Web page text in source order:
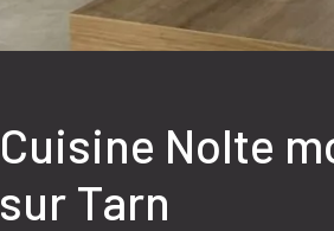
Cuisine Nolte
sur Tarn